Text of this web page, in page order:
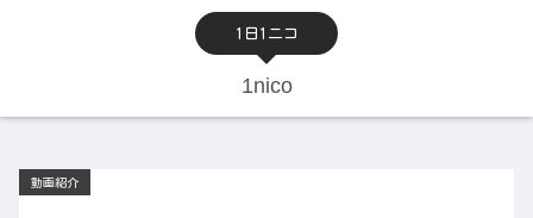
1日1ニコ
1nico
動画紹介